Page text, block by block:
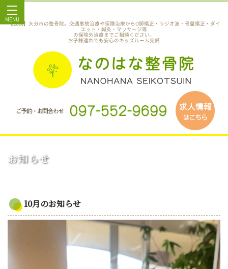
MENU
【公式】大分市の整骨院。交通事故治療や保険治療からO脚矯正・ラジオ波・骨盤矯正・ダイ
エット・鍼灸・マッサージ等
の保険外治療までご相談ください。
お子様連れでも安心のキッズルーム完備
お知らせ
10月のお知らせ